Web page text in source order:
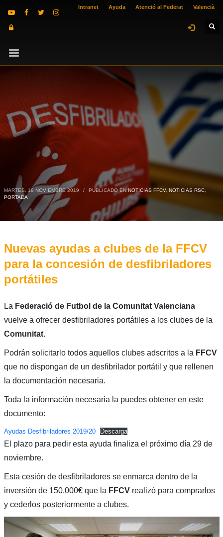
Intranet Ayuda Atenció al Federat Valencià
MARTES, 19 NOVIEMBRE 2019 / PUBLICADO ENNOTICIAS FFCV, NOTICIAS RSC,
PORTADA
Nuevas ayudas a clubes de la FFCV
para la concesión de desfibriladores
portátiles
La Federació de Futbol de la Comunitat Valenciana
vuelve a ofrecer desfibriladores portátiles a los clubes de la
Comunitat.
Podrán solicitarlo todos aquellos clubes adscritos a la FFCV
que no dispongan de un desfibrilador portátil y que rellenen
la documentación necesaria.
Toda la información necesaria la puedes obtener en este
documento:
Ayudas Desfibriladores 2019/20 Descarga
El plazo para pedir esta ayuda finaliza el próximo día 29 de
noviembre.
Esta cesión de desfibriladores se enmarca dentro de la
inversión de 150.000€ que la FFCVrealizó para comprarlos
y cederlos posteriormente a clubes.